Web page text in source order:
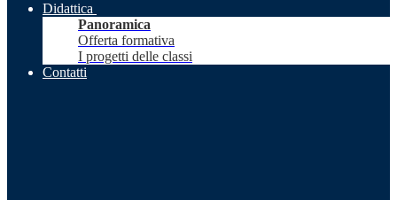
Didattica
Panoramica
Offerta formativa
I progetti delle classi
Contatti